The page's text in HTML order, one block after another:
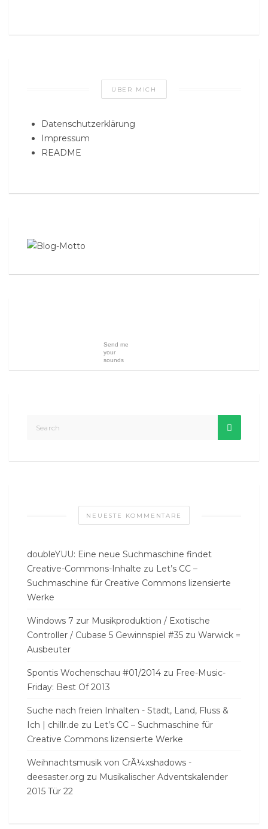
ÜBER MICH
Datenschutzerklärung
Impressum
README
Send me
your
sounds
NEUESTE KOMMENTARE
doubleYUU: Eine neue Suchmaschine findet
Creative-Commons-Inhalte zu Let’s CC –
Suchmaschine für Creative Commons lizensierte
Werke
Windows 7 zur Musikproduktion / Exotische
Controller / Cubase 5 Gewinnspiel #35 zu Warwick =
Ausbeuter
Spontis Wochenschau #01/2014 zu Free-Music-
Friday: Best Of 2013
Suche nach freien Inhalten - Stadt, Land, Fluss &
Ich | chillr.de zu Let’s CC – Suchmaschine für
Creative Commons lizensierte Werke
Weihnachtsmusik von CrÃ¼xshadows -
deesaster.org zu Musikalischer Adventskalender
2015 Tür 22